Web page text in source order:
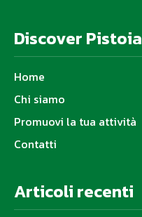
Discover Pistoia
Home
Chi siamo
Promuovi la tua attività
Contatti
Articoli recenti